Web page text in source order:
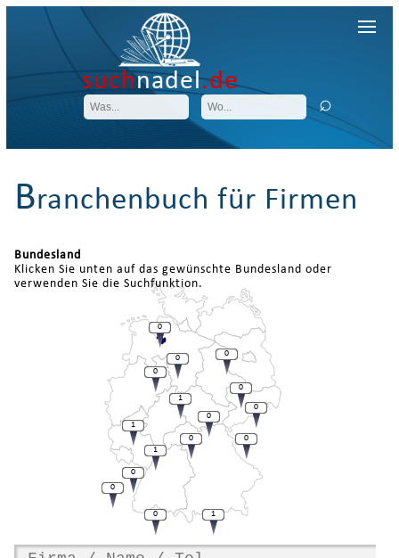
suchnadel.de
Branchenbuch für Firmen
Bundesland
Klicken Sie unten auf das gewünschte Bundesland oder
verwenden Sie die Suchfunktion.
0
0
1
0
0
0
0
0
0
1
0
1
0
0
0
1